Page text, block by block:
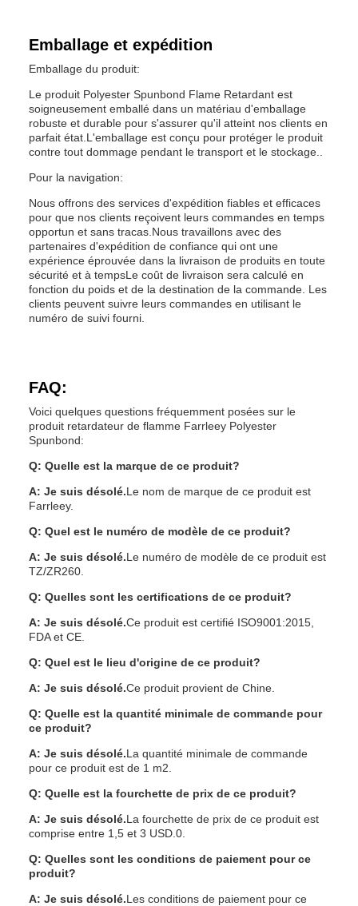
Emballage et expédition
Emballage du produit:
Le produit Polyester Spunbond Flame Retardant est
soigneusement emballé dans un matériau d'emballage
robuste et durable pour s'assurer qu'il atteint nos clients en
parfait état.L'emballage est conçu pour protéger le produit
contre tout dommage pendant le transport et le stockage..
Pour la navigation:
Nous offrons des services d'expédition fiables et efficaces
pour que nos clients reçoivent leurs commandes en temps
opportun et sans tracas.Nous travaillons avec des
partenaires d'expédition de confiance qui ont une
expérience éprouvée dans la livraison de produits en toute
sécurité et à tempsLe coût de livraison sera calculé en
fonction du poids et de la destination de la commande. Les
clients peuvent suivre leurs commandes en utilisant le
numéro de suivi fourni.
FAQ:
Voici quelques questions fréquemment posées sur le
produit retardateur de flamme Farrleey Polyester
Spunbond:
Q: Quelle est la marque de ce produit?
A: Je suis désolé.Le nom de marque de ce produit est
Farrleey.
Q: Quel est le numéro de modèle de ce produit?
A: Je suis désolé.Le numéro de modèle de ce produit est
TZ/ZR260.
Q: Quelles sont les certifications de ce produit?
A: Je suis désolé.Ce produit est certifié ISO9001:2015,
FDA et CE.
Q: Quel est le lieu d'origine de ce produit?
A: Je suis désolé.Ce produit provient de Chine.
Q: Quelle est la quantité minimale de commande pour
ce produit?
A: Je suis désolé.La quantité minimale de commande
pour ce produit est de 1 m2.
Q: Quelle est la fourchette de prix de ce produit?
A: Je suis désolé.La fourchette de prix de ce produit est
comprise entre 1,5 et 3 USD.0.
Q: Quelles sont les conditions de paiement pour ce
produit?
A: Je suis désolé.Les conditions de paiement pour ce